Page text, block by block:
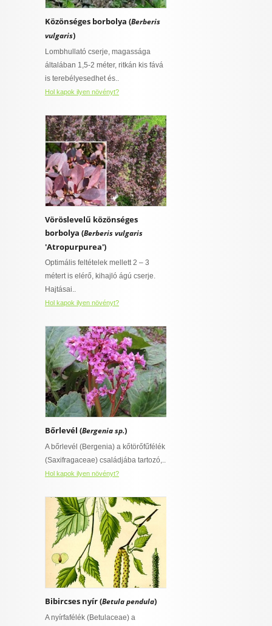
Közönséges borbolya (Berberis
vulgaris)
Lombhullató cserje, magassága
általában 1,5-2 méter, ritkán kis fává
is terebélyesedhet és..
Hol kapok ilyen növényt?
Vöröslevelű közönséges
borbolya (Berberis vulgaris
'Atropurpurea')
Optimális feltételek mellett 2 – 3
métert is elérő, kihajló ágú cserje.
Hajtásai..
Hol kapok ilyen növényt?
Bőrlevél (Bergenia sp.)
A bőrlevél (Bergenia) a kőtörőfűfélék
(Saxifragaceae) családjába tartozó,..
Hol kapok ilyen növényt?
Bibircses nyír (Betula pendula)
A nyírfafélék (Betulaceae) a